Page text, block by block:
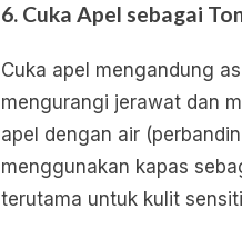
6. Cuka Apel sebagai
Cuka apel mengandung
mengurangi jerawat dan
apel dengan air
menggunakan kapas
terutama untuk kulit